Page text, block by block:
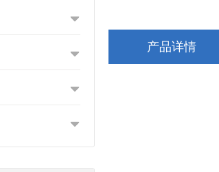
产品详情